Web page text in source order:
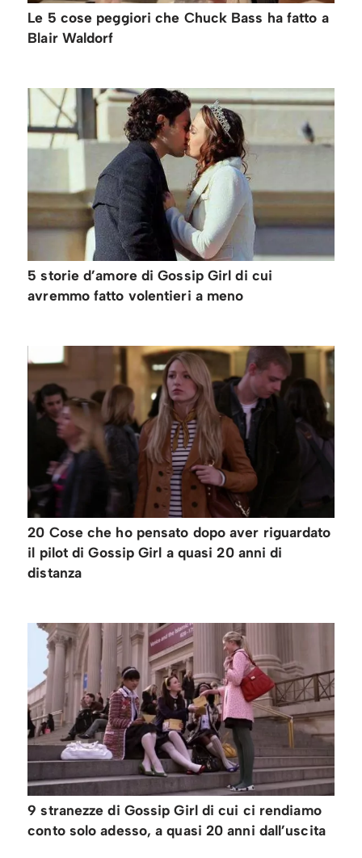
Le 5 cose peggiori che Chuck Bass ha fatto a
Blair Waldorf
5 storie d’amore di Gossip Girl di cui
avremmo fatto volentieri a meno
20 Cose che ho pensato dopo aver riguardato
il pilot di Gossip Girl a quasi 20 anni di
distanza
9 stranezze di Gossip Girl di cui ci rendiamo
conto solo adesso, a quasi 20 anni dall’uscita